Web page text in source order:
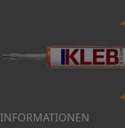
INFORMATIONEN